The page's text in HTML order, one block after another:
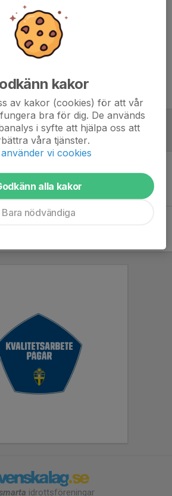
strumpor, benskydd och vattenflaska.
benskydd inget spel!
till samling och andra tider som anges!
söndag den 21 maj klockan 18.00.
börjar senast vid middag kvällen innan
idrottsföreningar
kakor
av kakor (cookies) för att vår
bra för dig. De används
i syfte att hjälpa oss att
våra tjänster.
vi cookies
alla kakor
Bara nödvändiga